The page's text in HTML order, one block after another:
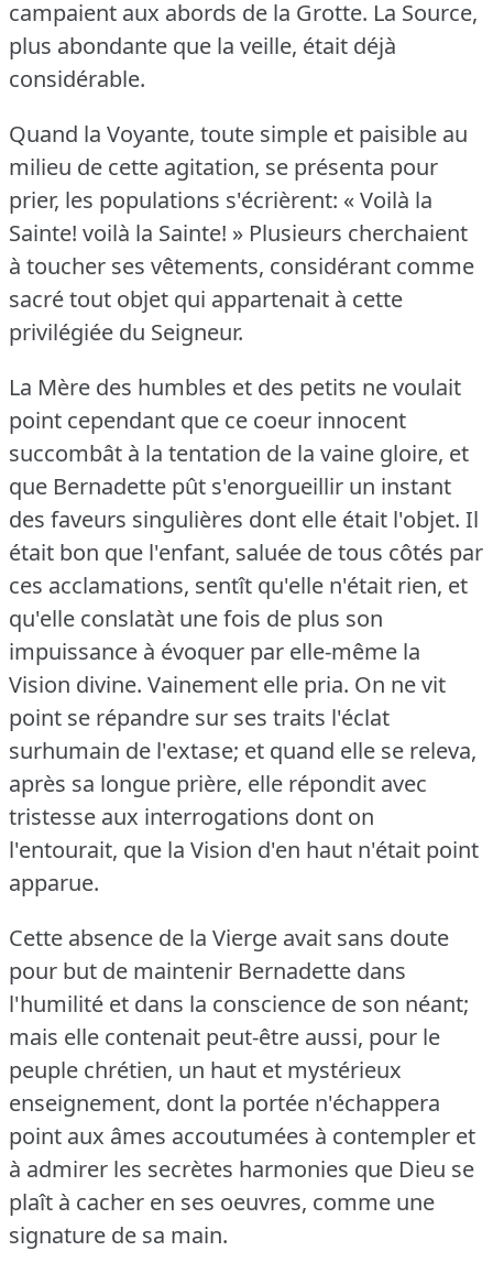
campaient aux abords de la Grotte. La Source,
plus abondante que la veille, était déjà
considérable.
Quand la Voyante, toute simple et paisible au
milieu de cette agitation, se présenta pour
prier, les populations s'écrièrent: « Voilà la
Sainte! voilà la Sainte! » Plusieurs cherchaient
à toucher ses vêtements, considérant comme
sacré tout objet qui appartenait à cette
privilégiée du Seigneur.
La Mère des humbles et des petits ne voulait
point cependant que ce coeur innocent
succombât à la tentation de la vaine gloire, et
que Bernadette pût s'enorgueillir un instant
des faveurs singulières dont elle était l'objet. Il
était bon que l'enfant, saluée de tous côtés par
ces acclamations, sentît qu'elle n'était rien, et
qu'elle conslatàt une fois de plus son
impuissance à évoquer par elle-même la
Vision divine. Vainement elle pria. On ne vit
point se répandre sur ses traits l'éclat
surhumain de l'extase; et quand elle se releva,
après sa longue prière, elle répondit avec
tristesse aux interrogations dont on
l'entourait, que la Vision d'en haut n'était point
apparue.
Cette absence de la Vierge avait sans doute
pour but de maintenir Bernadette dans
l'humilité et dans la conscience de son néant;
mais elle contenait peut-être aussi, pour le
peuple chrétien, un haut et mystérieux
enseignement, dont la portée n'échappera
point aux âmes accoutumées à contempler et
à admirer les secrètes harmonies que Dieu se
plaît à cacher en ses oeuvres, comme une
signature de sa main.